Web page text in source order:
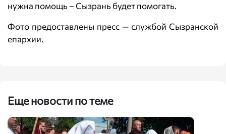
нужна помощь – Сызрань будет помогать.
Фото предоставлены пресс — службой Сызранской
епархии.
Еще новости по теме